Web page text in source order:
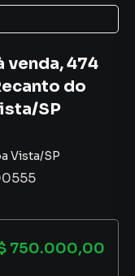
venda, 474
do
SP
Vista/SP
750.000,00